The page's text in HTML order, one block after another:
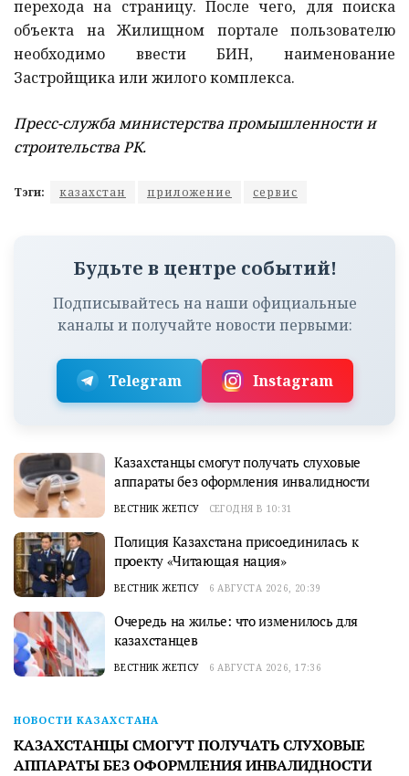
перехода на страницу. После чего, для поиска
объекта на Жилищном портале пользователю
необходимо ввести БИН, наименование
Застройщика или жилого комплекса.
Пресс-служба министерства промышленности и
строительства РК.
Тэги: казахстан приложение сервис
Будьте в центре событий!
Подписывайтесь на наши официальные
каналы и получайте новости первыми:
Telegram Instagram
Казахстанцы смогут получать слуховые
аппараты без оформления инвалидности
ВЕСТНИК ЖЕТІСУ СЕГОДНЯ В 10:31
Полиция Казахстана присоединилась к
проекту «Читающая нация»
ВЕСТНИК ЖЕТІСУ 6 АВГУСТА 2026, 20:39
Очередь на жилье: что изменилось для
казахстанцев
ВЕСТНИК ЖЕТІСУ 6 АВГУСТА 2026, 17:36
НОВОСТИ КАЗАХСТАНА
КАЗАХСТАНЦЫ СМОГУТ ПОЛУЧАТЬ СЛУХОВЫЕ
АППАРАТЫ БЕЗ ОФОРМЛЕНИЯ ИНВАЛИДНОСТИ